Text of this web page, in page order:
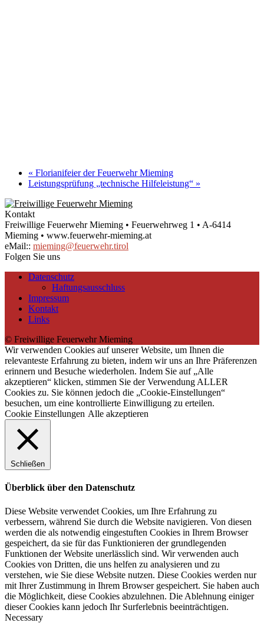
« Florianifeier der Feuerwehr Mieming
Leistungsprüfung „technische Hilfeleistung“ »
Kontakt
Freiwillige Feuerwehr Mieming • Feuerwehrweg 1 • A-6414
Mieming • www.feuerwehr-mieming.at
eMail:: mieming@feuerwehr.tirol
Folgen Sie uns
Datenschutz
Haftungsausschluss
Impressum
Kontakt
Links
© Freiwillige Feuerwehr Mieming
Wir verwenden Cookies auf unserer Website, um Ihnen die
relevanteste Erfahrung zu bieten, indem wir uns an Ihre Präferenzen
erinnern und Besuche wiederholen. Indem Sie auf „Alle
akzeptieren“ klicken, stimmen Sie der Verwendung ALLER
Cookies zu. Sie können jedoch die „Cookie-Einstellungen“
besuchen, um eine kontrollierte Einwilligung zu erteilen.
Cookie Einstellungen Alle akzeptieren
Schließen
Überblick über den Datenschutz
Diese Website verwendet Cookies, um Ihre Erfahrung zu
verbessern, während Sie durch die Website navigieren. Von diesen
werden die als notwendig eingestuften Cookies in Ihrem Browser
gespeichert, da sie für das Funktionieren der grundlegenden
Funktionen der Website unerlässlich sind. Wir verwenden auch
Cookies von Dritten, die uns helfen zu analysieren und zu
verstehen, wie Sie diese Website nutzen. Diese Cookies werden nur
mit Ihrer Zustimmung in Ihrem Browser gespeichert. Sie haben auch
die Möglichkeit, diese Cookies abzulehnen. Die Ablehnung einiger
dieser Cookies kann jedoch Ihr Surferlebnis beeinträchtigen.
Necessary